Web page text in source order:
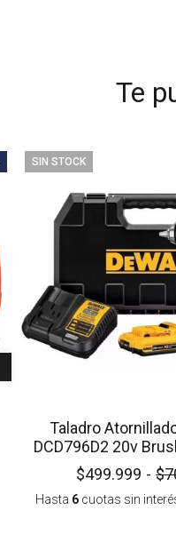
Te
SIN STOCK
Taladro
$499.999 -
Hasta 6cuotas sin